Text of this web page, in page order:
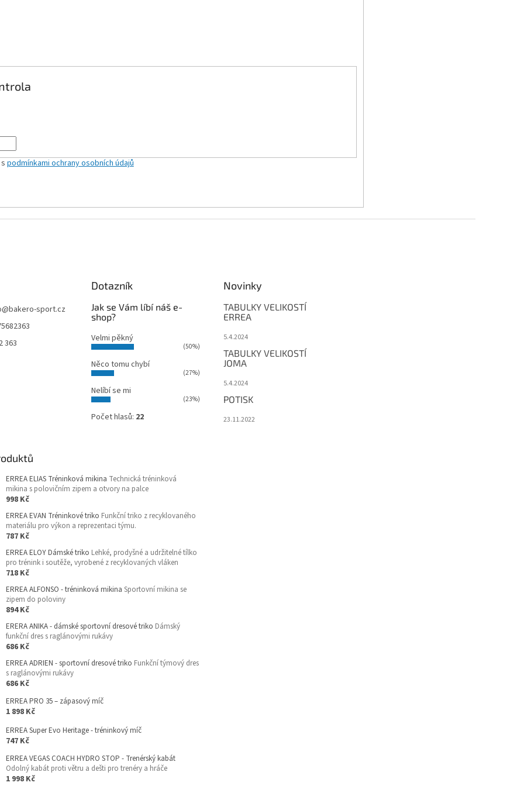
podmínkami ochrany osobních údajů
@bakero-sport.cz
363
Dotazník
Jak se Vám líbí náš e-
shop?
Velmi pěkný
(50%)
Něco tomu chybí
(27%)
Nelíbí se mi
(23%)
Počet hlasů: 22
Novinky
TABULKY VELIKOSTÍ
ERREA
5.4.2024
TABULKY VELIKOSTÍ
JOMA
5.4.2024
POTISK
23.11.2022
ERREA ELIAS Tréninková mikina Technická tréninková
mikina s polovičním zipem a otvory na palce
998 Kč
ERREA EVAN Tréninkové triko Funkční triko z recyklovaného
materiálu pro výkon a reprezentaci týmu.
787 Kč
ERREA ELOY Dámské triko Lehké, prodyšné a udržitelné tílko
pro trénink i soutěže, vyrobené z recyklovaných vláken
718 Kč
ERREA ALFONSO - tréninková mikina Sportovní mikina se
zipem do poloviny
894 Kč
ERERA ANIKA - dámské sportovní dresové triko Dámský
funkční dres s raglánovými rukávy
686 Kč
ERREA ADRIEN - sportovní dresové triko Funkční týmový dres
s raglánovými rukávy
686 Kč
ERREA PRO 35 – zápasový míč
1 898 Kč
ERREA Super Evo Heritage - tréninkový míč
747 Kč
ERREA VEGAS COACH HYDRO STOP - Trenérský kabát
Odolný kabát proti větru a dešti pro trenéry a hráče
1 998 Kč